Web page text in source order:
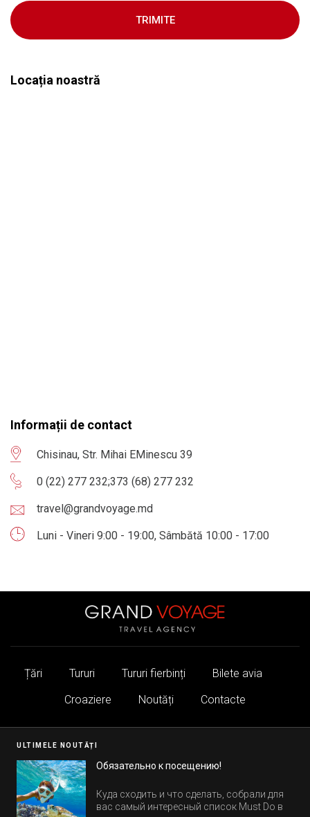
TRIMITE
Locația noastră
Informații de contact
Chisinau, Str. Mihai EMinescu 39
0 (22) 277 232;373 (68) 277 232
travel@grandvoyage.md
Luni - Vineri 9:00 - 19:00, Sâmbătă 10:00 - 17:00
Țări Tururi Tururi fierbinți
Bilete avia
Croaziere
Noutăți Contacte
ULTIMELE NOUTĂȚI
Обязательно к посещению!
Куда сходить и что сделать, собрали для
вас самый интересный список Must Do в